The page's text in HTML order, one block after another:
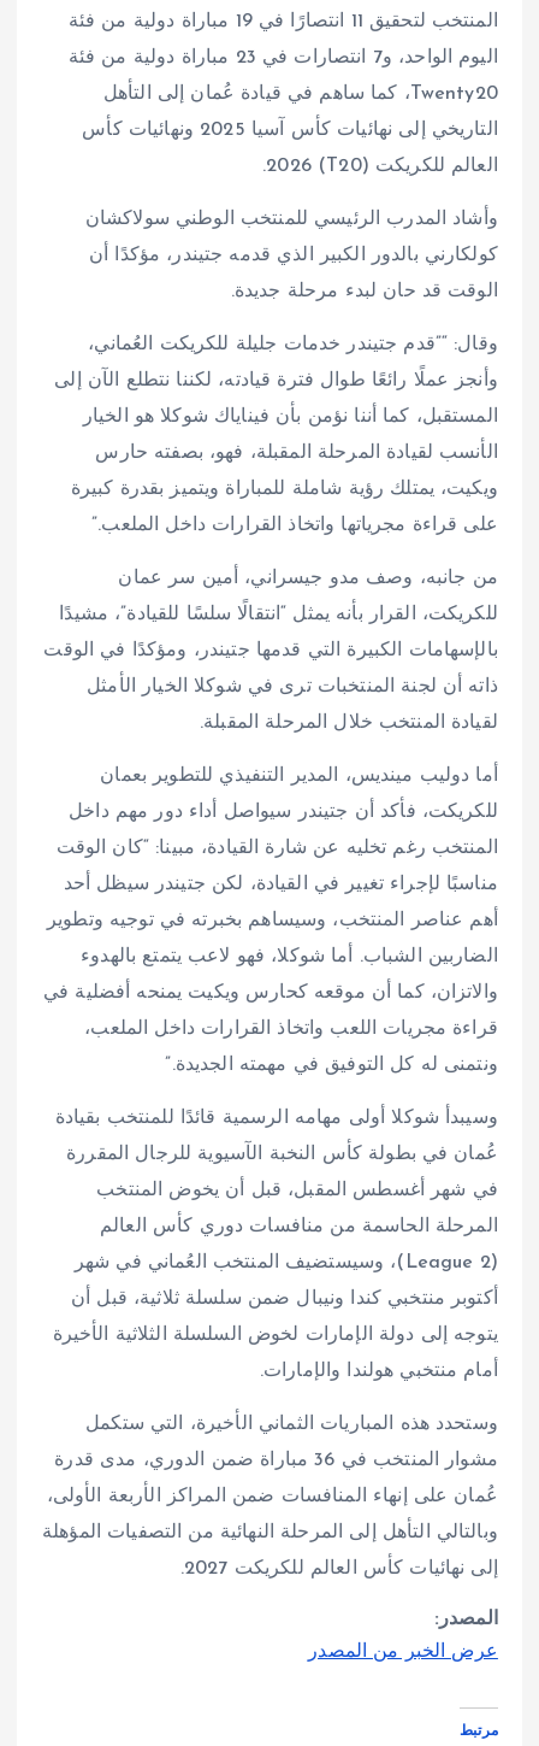
المنتخب لتحقيق 11 انتصارًا في 19 مباراة دولية من فئة
اليوم الواحد، و7 انتصارات في 23 مباراة دولية من فئة
Twenty20، كما ساهم في قيادة عُمان إلى التأهل
التاريخي إلى نهائيات كأس آسيا 2025 ونهائيات كأس
العالم للكريكت (T20) 2026.
وأشاد المدرب الرئيسي للمنتخب الوطني سولاكشان
كولكارني بالدور الكبير الذي قدمه جتيندر، مؤكدًا أن
الوقت قد حان لبدء مرحلة جديدة.
وقال: “”قدم جتيندر خدمات جليلة للكريكت العُماني،
وأنجز عملًا رائعًا طوال فترة قيادته، لكننا نتطلع الآن إلى
المستقبل، كما أننا نؤمن بأن فيناياك شوكلا هو الخيار
الأنسب لقيادة المرحلة المقبلة، فهو، بصفته حارس
ويكيت، يمتلك رؤية شاملة للمباراة ويتميز بقدرة كبيرة
على قراءة مجرياتها واتخاذ القرارات داخل الملعب.”
من جانبه، وصف مدو جيسراني، أمين سر عمان
للكريكت، القرار بأنه يمثل “انتقالًا سلسًا للقيادة”، مشيدًا
بالإسهامات الكبيرة التي قدمها جتيندر، ومؤكدًا في الوقت
ذاته أن لجنة المنتخبات ترى في شوكلا الخيار الأمثل
لقيادة المنتخب خلال المرحلة المقبلة.
أما دوليب مينديس، المدير التنفيذي للتطوير بعمان
للكريكت، فأكد أن جتيندر سيواصل أداء دور مهم داخل
المنتخب رغم تخليه عن شارة القيادة، مبينا: “كان الوقت
مناسبًا لإجراء تغيير في القيادة، لكن جتيندر سيظل أحد
أهم عناصر المنتخب، وسيساهم بخبرته في توجيه وتطوير
الضاربين الشباب. أما شوكلا، فهو لاعب يتمتع بالهدوء
والاتزان، كما أن موقعه كحارس ويكيت يمنحه أفضلية في
قراءة مجريات اللعب واتخاذ القرارات داخل الملعب،
ونتمنى له كل التوفيق في مهمته الجديدة.”
وسيبدأ شوكلا أولى مهامه الرسمية قائدًا للمنتخب بقيادة
عُمان في بطولة كأس النخبة الآسيوية للرجال المقررة
في شهر أغسطس المقبل، قبل أن يخوض المنتخب
المرحلة الحاسمة من منافسات دوري كأس العالم
(League 2)، وسيستضيف المنتخب العُماني في شهر
أكتوبر منتخبي كندا ونيبال ضمن سلسلة ثلاثية، قبل أن
يتوجه إلى دولة الإمارات لخوض السلسلة الثلاثية الأخيرة
أمام منتخبي هولندا والإمارات.
وستحدد هذه المباريات الثماني الأخيرة، التي ستكمل
مشوار المنتخب في 36 مباراة ضمن الدوري، مدى قدرة
عُمان على إنهاء المنافسات ضمن المراكز الأربعة الأولى،
وبالتالي التأهل إلى المرحلة النهائية من التصفيات المؤهلة
إلى نهائيات كأس العالم للكريكت 2027.
المصدر:
عرض الخبر من المصدر
مرتبط